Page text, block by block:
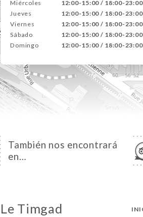
Miércoles
12:00-15:00 / 18:00-23:00
Jueves
12:00-15:00 / 18:00-23:00
Viernes
12:00-15:00 / 18:00-23:00
Sábado
12:00-15:00 / 18:00-23:00
Domingo
12:00-15:00 / 18:00-23:00
También nos encontrará
en…
Le Timgad